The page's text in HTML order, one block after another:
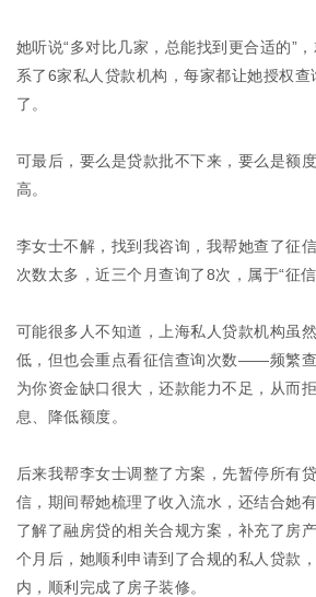
她听说“多对比几家，总能找到更合适的”
系了6家私人贷款机构，每家都让她授权
了。
可最后，要么是贷款批不下来，要么是额
高。
李女士不解，找到我咨询，我帮她查了征
次数太多，近三个月查询了8次，属于“征信
可能很多人不知道，上海私人贷款机构虽
低，但也会重点看征信查询次数——频繁
为你资金缺口很大，还款能力不足，从而
息、降低额度。
后来我帮李女士调整了方案，先暂停所有
信，期间帮她梳理了收入流水，还结合她
了解了融房贷的相关合规方案，补充了房
个月后，她顺利申请到了合规的私人贷款
内，顺利完成了房子装修。